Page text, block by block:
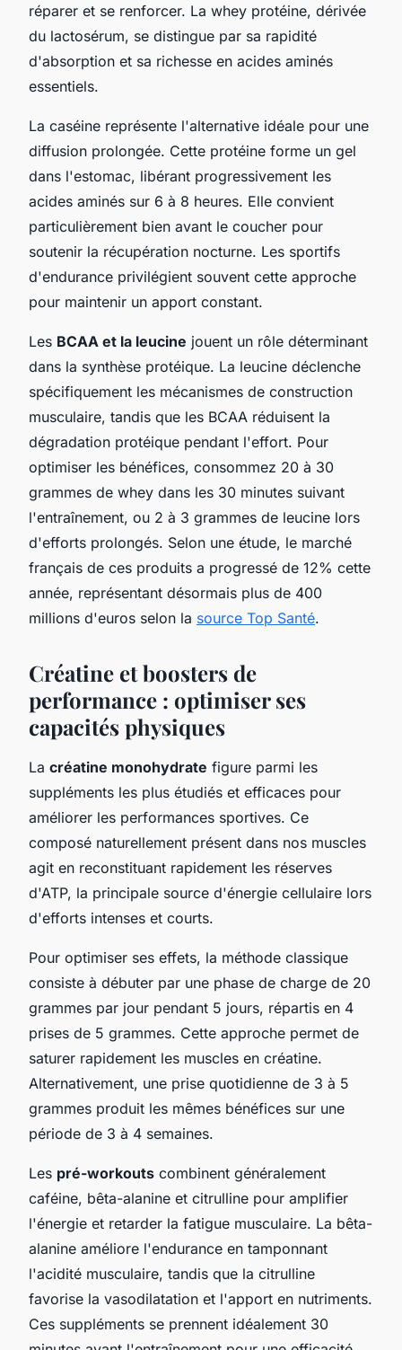
réparer et se renforcer. La whey protéine, dérivée
du lactosérum, se distingue par sa rapidité
d'absorption et sa richesse en acides aminés
essentiels.
La caséine représente l'alternative idéale pour une
diffusion prolongée. Cette protéine forme un gel
dans l'estomac, libérant progressivement les
acides aminés sur 6 à 8 heures. Elle convient
particulièrement bien avant le coucher pour
soutenir la récupération nocturne. Les sportifs
d'endurance privilégient souvent cette approche
pour maintenir un apport constant.
Les BCAA et la leucine jouent un rôle déterminant
dans la synthèse protéique. La leucine déclenche
spécifiquement les mécanismes de construction
musculaire, tandis que les BCAA réduisent la
dégradation protéique pendant l'effort. Pour
optimiser les bénéfices, consommez 20 à 30
grammes de whey dans les 30 minutes suivant
l'entraînement, ou 2 à 3 grammes de leucine lors
d'efforts prolongés. Selon une étude, le marché
français de ces produits a progressé de 12% cette
année, représentant désormais plus de 400
millions d'euros selon la source Top Santé.
Créatine et boosters de
performance : optimiser ses
capacités physiques
La créatine monohydrate figure parmi les
suppléments les plus étudiés et efficaces pour
améliorer les performances sportives. Ce
composé naturellement présent dans nos muscles
agit en reconstituant rapidement les réserves
d'ATP, la principale source d'énergie cellulaire lors
d'efforts intenses et courts.
Pour optimiser ses effets, la méthode classique
consiste à débuter par une phase de charge de 20
grammes par jour pendant 5 jours, répartis en 4
prises de 5 grammes. Cette approche permet de
saturer rapidement les muscles en créatine.
Alternativement, une prise quotidienne de 3 à 5
grammes produit les mêmes bénéfices sur une
période de 3 à 4 semaines.
Les pré-workouts combinent généralement
caféine, bêta-alanine et citrulline pour amplifier
l'énergie et retarder la fatigue musculaire. La bêta-
alanine améliore l'endurance en tamponnant
l'acidité musculaire, tandis que la citrulline
favorise la vasodilatation et l'apport en nutriments.
Ces suppléments se prennent idéalement 30